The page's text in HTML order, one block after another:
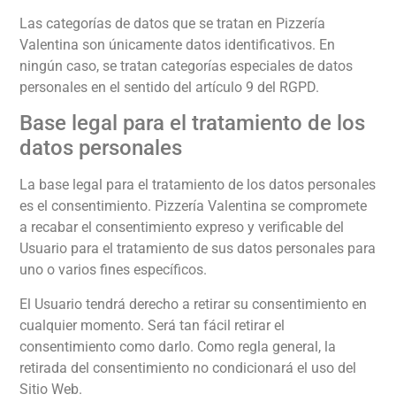
Las categorías de datos que se tratan en Pizzería
Valentina son únicamente datos identificativos. En
ningún caso, se tratan categorías especiales de datos
personales en el sentido del artículo 9 del RGPD.
Base legal para el tratamiento de los
datos personales
La base legal para el tratamiento de los datos personales
es el consentimiento. Pizzería Valentina se compromete
a recabar el consentimiento expreso y verificable del
Usuario para el tratamiento de sus datos personales para
uno o varios fines específicos.
El Usuario tendrá derecho a retirar su consentimiento en
cualquier momento. Será tan fácil retirar el
consentimiento como darlo. Como regla general, la
retirada del consentimiento no condicionará el uso del
Sitio Web.